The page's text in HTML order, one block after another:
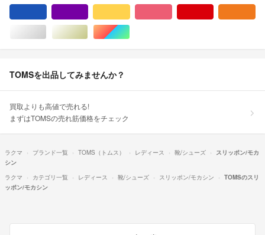
シルバー/銀色系ゴールド/金色系マルチカラー
TOMSを出品してみませんか？
買取よりも高値で売れる!
まずはTOMSの売れ筋価格をチェック
ラクマ ブランド一覧 TOMS（トムス） レディース 靴/シューズ
スリッポン/モカ
シン
ラクマ
カテゴリ一覧 レディース 靴/シューズ スリッポン/モカシン
TOMSのスリ
ッポン/モカシン